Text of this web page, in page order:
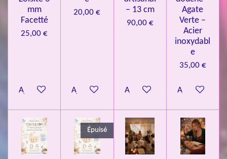
mm
Facetté
25,00 €
Ajouter au panier
20,00 €
Ajouter au panier
– 13 cm
90,00 €
Ajouter au panier
Agate
Verte –
Acier
inoxydabl
e
35,00 €
Ajouter au
Épuisé